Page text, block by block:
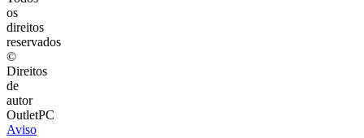
os
direitos
reservados
©
Direitos
de
autor
OutletPC
Aviso